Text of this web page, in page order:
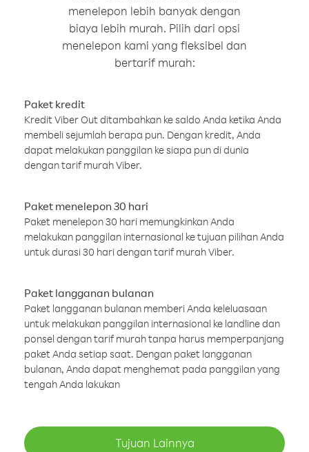
menelepon lebih banyak dengan
biaya lebih murah. Pilih dari opsi
menelepon kami yang fleksibel dan
bertarif murah:
Paket kredit
Kredit Viber Out ditambahkan ke saldo Anda ketika Anda
membeli sejumlah berapa pun. Dengan kredit, Anda
dapat melakukan panggilan ke siapa pun di dunia
dengan tarif murah Viber.
Paket menelepon 30 hari
Paket menelepon 30 hari memungkinkan Anda
melakukan panggilan internasional ke tujuan pilihan Anda
untuk durasi 30 hari dengan tarif murah Viber.
Paket langganan bulanan
Paket langganan bulanan memberi Anda keleluasaan
untuk melakukan panggilan internasional ke landline dan
ponsel dengan tarif murah tanpa harus memperpanjang
paket Anda setiap saat. Dengan paket langganan
bulanan, Anda dapat menghemat pada panggilan yang
tengah Anda lakukan
Tujuan Lainnya